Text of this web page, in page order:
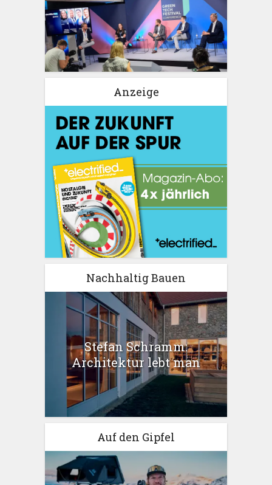
Anzeige
Nachhaltig Bauen
Stefan Schramm:
Architektur lebt man
Auf den Gipfel